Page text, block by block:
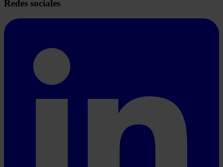
Redes sociales